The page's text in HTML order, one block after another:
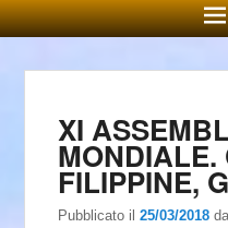
XI
MONDIALE.
FILIPPINE,
Pubblicato il25/03/2018